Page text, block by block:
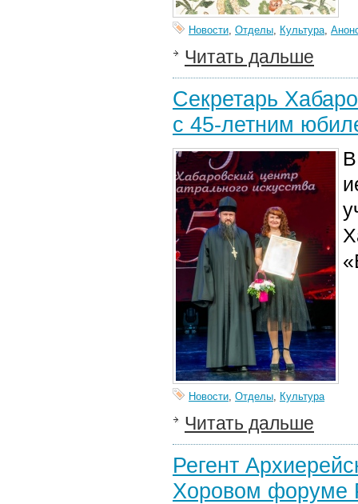
Новости, Отделы, Культура,
Читать дальше
Секретарь
с 45-летним
Новости, Отделы, Культура
Читать дальше
Регент
Хоровом форуме